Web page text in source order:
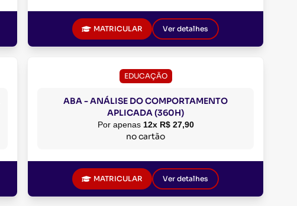
MATRICULAR Ver detalhes
EDUCAÇÃO
ABA - ANÁLISE DO COMPORTAMENTO
APLICADA (360H)
Por apenas 12x R$ 27,90
no cartão
MATRICULAR Ver detalhes